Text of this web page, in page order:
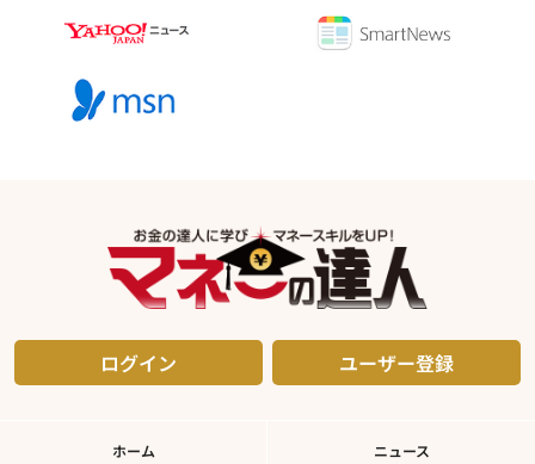
ログイン ユーザー登録
ホーム ニュース